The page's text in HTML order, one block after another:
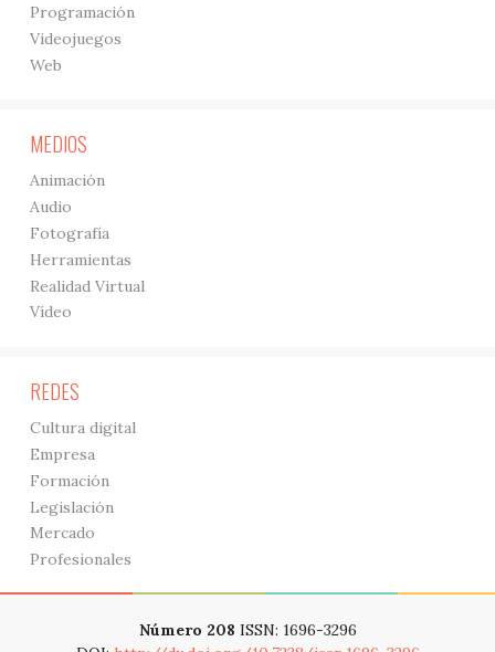
Programación
Videojuegos
Web
MEDIOS
Animación
Audio
Fotografía
Herramientas
Realidad Virtual
Vídeo
REDES
Cultura digital
Empresa
Formación
Legislación
Mercado
Profesionales
Número 208 ISSN: 1696-3296